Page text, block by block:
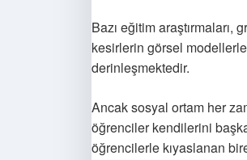
Bazı eğitim araştırmaları,
kesirlerin görsel modellerle
derinleşmektedir.
Ancak sosyal ortam her
öğrenciler kendilerini
öğrencilerle kıyaslanan